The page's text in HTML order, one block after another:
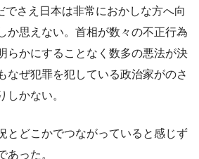
でさえ日本は非常におかしな方へ向
か思えない。首相が数々の不正行為
らかにすることなく数多の悪法が決
なぜ犯罪を犯している政治家がのさ
しかない。
とどこかでつながっていると感じず
あった。